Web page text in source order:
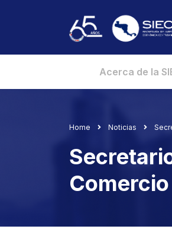
Acerca de la
Home Noticias